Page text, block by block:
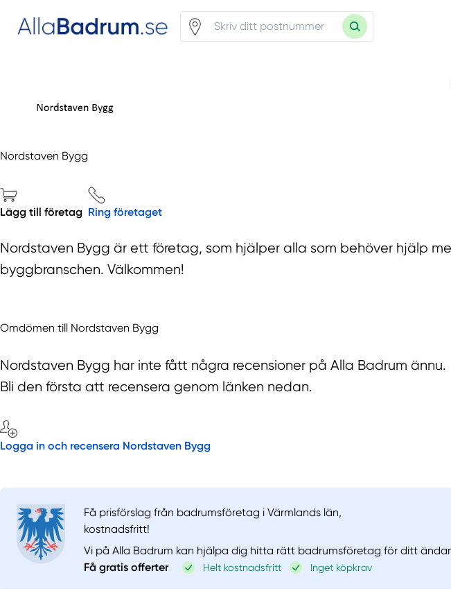
Nordstaven Bygg
Lägg till företag Ring företaget
Nordstaven Bygg är ett företag, som hjälper alla som behöver hjälp
byggbranschen. Välkommen!
Omdömen till Nordstaven Bygg
Nordstaven Bygg har inte fått några recensioner på Alla Badrum ännu.
Bli den första att recensera genom länken nedan.
Logga in och recensera Nordstaven Bygg
Få prisförslag från badrumsföretag i Värmlands län,
kostnadsfritt!
Vi på Alla Badrum kan hjälpa dig hitta rätt badrumsföretag för ditt
Få gratis offerter
Helt kostnadsfritt Inget köpkrav